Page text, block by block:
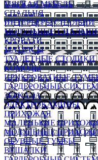
МЯГКАЯ МЕБЕЛЬ
СПАЛЬНЯ
ИНТЕРЬЕРЫ СПАЛЬНИ
МОДУЛЬНЫЕ СПАЛЬНИ
КРОВАТИ
МАТРАСЫ
ТУАЛЕТНЫЕ СТОЛИКИ
КОМОДЫ
ПРИКРОВАТНЫЕ
ГАРДЕРОБНЫЕ
ЗЕРКАЛА
ЭЛЕКТРОКАМИНЫ
ПРИХОЖАЯ
МАЛЕНЬКИЕ
МОДУЛЬНЫЕ
ОБУВНЫЕ ТУМБЫ
ВЕШАЛКИ